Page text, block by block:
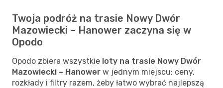
Twoja podróż na trasie Nowy Dwór
Mazowiecki – Hanower zaczyna się w
Opodo
Opodo zbiera wszystkie loty na trasie Nowy Dwór
Mazowiecki – Hanower w jednym miejscu: ceny,
rozkłady i filtry razem, żeby łatwo wybrać najlepszą